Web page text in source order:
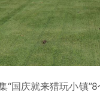
庆就来猎玩小镇